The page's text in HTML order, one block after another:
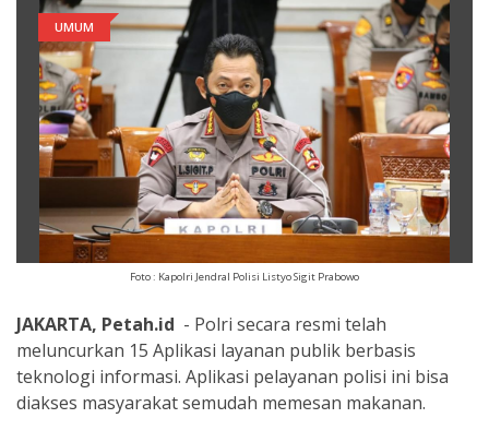
UMUM
Foto : Kapolri Jendral Polisi Listyo Sigit Prabowo
JAKARTA, Petah.id - Polri secara resmi telah
meluncurkan 15 Aplikasi layanan publik berbasis
teknologi informasi. Aplikasi pelayanan polisi ini bisa
diakses masyarakat semudah memesan makanan.